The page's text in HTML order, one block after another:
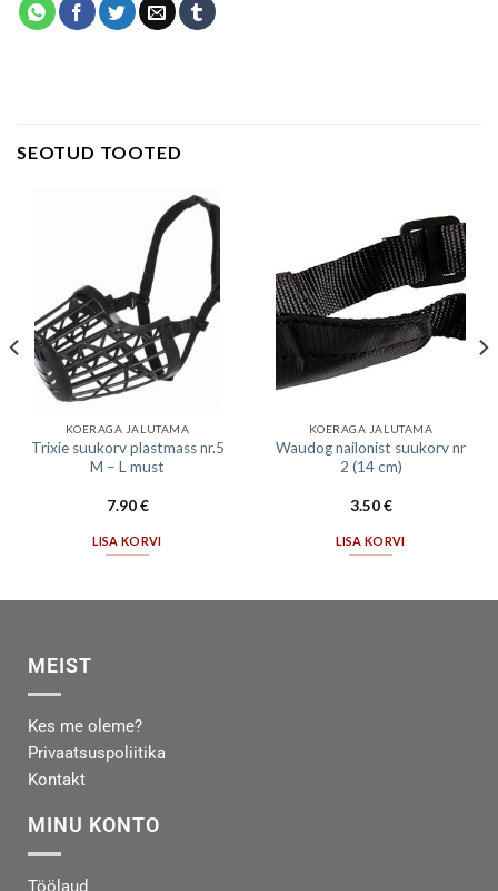
SEOTUD TOOTED
KOERAGA JALUTAMA
Trixie suukorv plastmass nr.5
M – L must
7.90€
LISA KORVI
KOERAGA JALUTAMA
Waudog nailonist suukorv nr
2 (14 cm)
3.50€
LISA KORVI
MEIST
Kes me oleme?
Privaatsuspoliitika
Kontakt
MINU KONTO
Töölaud